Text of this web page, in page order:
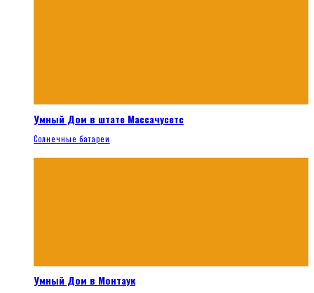
Умный Дом в штате Массачусетс
Солнечные батареи
Умный Дом в Монтаук